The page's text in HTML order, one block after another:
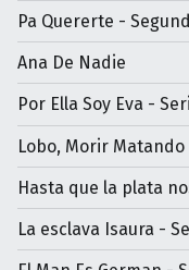
Pa Quererte -
Ana De Nadie
Por Ella Soy Eva -
Lobo, Morir
Hasta que la plata
La esclava Isaura -